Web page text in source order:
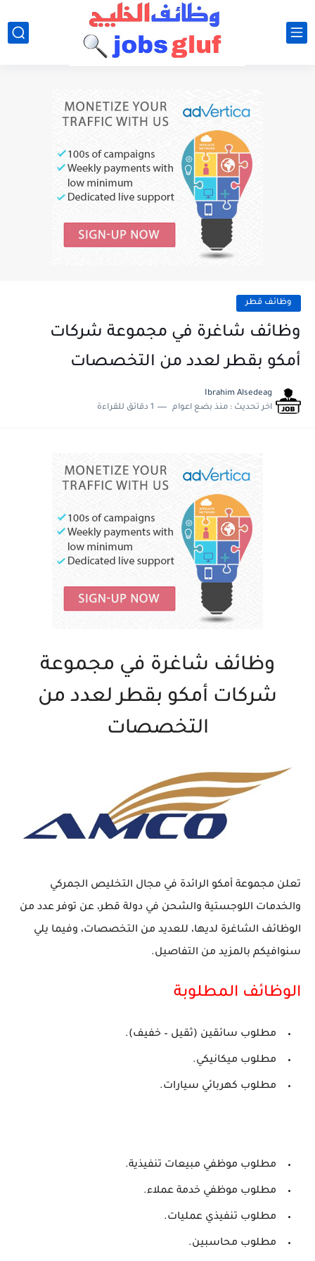
وظائف قطر
وظائف شاغرة في مجموعة شركات
أمكو بقطر لعدد من التخصصات
Ibrahim Alsedeag
اخر تحديث : منذ بضع اعوام 1 دقائق للقراءة
وظائف شاغرة في مجموعة
شركات أمكو بقطر لعدد من
التخصصات
تعلن مجموعة أمكو الرائدة في مجال التخليص الجمركي
والخدمات اللوجستية والشحن في دولة قطر، عن توفر عدد من
الوظائف الشاغرة لديها، للعديد من التخصصات، وفيما يلي
سنوافيكم بالمزيد من التفاصيل.
الوظائف المطلوبة
مطلوب سائقين (ثقيل – خفيف).
مطلوب ميكانيكي.
مطلوب كهربائي سيارات.
مطلوب موظفي مبيعات تنفيذية.
مطلوب موظفي خدمة عملاء.
مطلوب تنفيذي عمليات.
مطلوب محاسبين.